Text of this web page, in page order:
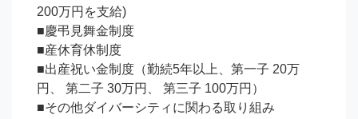
200万円を支給)
■慶弔見舞金制度
■産休育休制度
■出産祝い金制度（勤続5年以上、第一子 20万
円、 第二子 30万円、 第三子 100万円）
■その他ダイバーシティに関わる取り組み